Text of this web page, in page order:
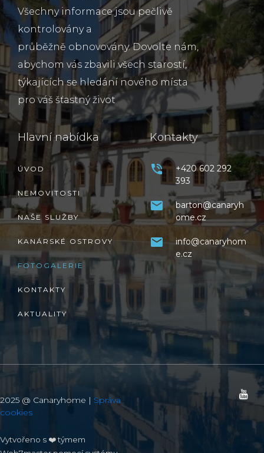
Všechny informace jsou pečlivě
kontrolovány a
průběžně obnovovány. Dovolte nám,
abychom vás zbavili všech starostí,
týkajících se hledání nového místa
pro váš šťastný život
Hlavní nabídka
ÚVOD
NEMOVITOSTI
NAŠE SLUŽBY
KANÁRSKÉ OSTROVY
FOTOGALERIE
KONTAKTY
AKTUALITY
Kontakty
+420 602 292
393
barton@canaryh
ome.cz
info@canaryhom
e.cz
2025 @ Canaryhome | Správa
cookies
Vytvořeno s ❤️ týmem